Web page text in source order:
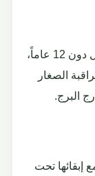
تضم الحديقة منطقة لعب مخصصة للأطفال دون 12 عاماً،
الصغار
البرج.
إبقائها تحت